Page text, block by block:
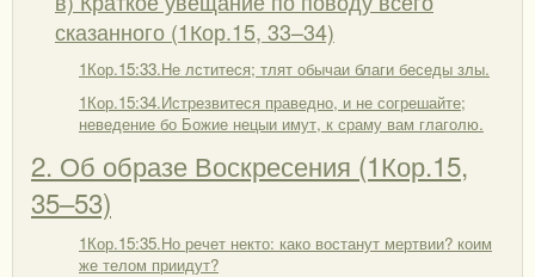
сказанного (1Кор.15, 33–34)
1Кор.15:33.Не лститеся; тлят обычаи благи беседы злы.
1Кор.15:34.Истрезвитеся праведно, и не согрешайте;
неведение бо Божие нецыи имут, к сраму вам глаголю.
2. Об образе Воскресения (1Кор.15,
35–53)
1Кор.15:35.Но речет некто: како востанут мертвии? коим
же телом приидут?